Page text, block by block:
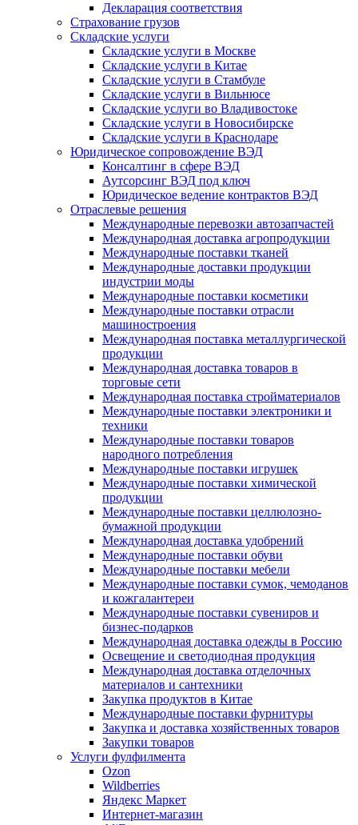
Декларация соответствия
Страхование грузов
Складские услуги
Складские услуги в Москве
Складские услуги в Китае
Складские услуги в Стамбуле
Складские услуги в Вильнюсе
Складские услуги во Владивостоке
Складские услуги в Новосибирске
Складские услуги в Краснодаре
Юридическое сопровождение ВЭД
Консалтинг в сфере ВЭД
Аутсорсинг ВЭД под ключ
Юридическое ведение контрактов ВЭД
Отраслевые решения
Международные перевозки автозапчастей
Международная доставка агропродукции
Международные поставки тканей
Международные доставки продукции
индустрии моды
Международные поставки косметики
Международные поставки отрасли
машиностроения
Международная поставка металлургической
продукции
Международная доставка товаров в
торговые сети
Международная поставка стройматериалов
Международные поставки электроники и
техники
Международные поставки товаров
народного потребления
Международные поставки игрушек
Международные поставки химической
продукции
Международные поставки целлюлозно-
бумажной продукции
Международная доставка удобрений
Международные поставки обуви
Международные поставки мебели
Международные поставки сумок, чемоданов
и кожгалантереи
Международные поставки сувениров и
бизнес-подарков
Международная доставка одежды в Россию
Освещение и светодиодная продукция
Международная доставка отделочных
материалов и сантехники
Закупка продуктов в Китае
Международные поставки фурнитуры
Закупка и доставка хозяйственных товаров
Закупки товаров
Услуги фулфилмента
Ozon
Wildberries
Яндекс Маркет
Интернет-магазин